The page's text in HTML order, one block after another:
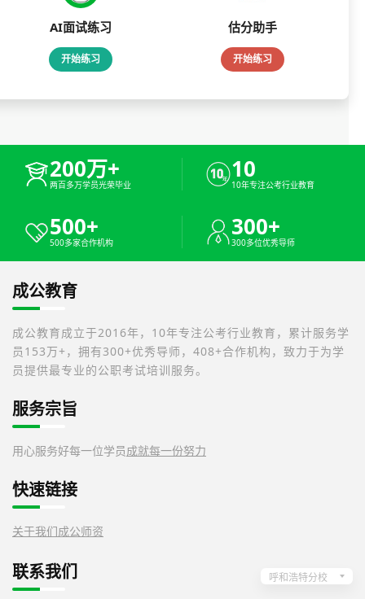
AI面试练习
开始练习
估分助手
开始练习
200万+
两百多万学员光荣毕业
10
10年专注公考行业教育
500+
500多家合作机构
300+
300多位优秀导师
成公教育
成公教育成立于2016年，10年专注公考行业教育，累计服务学
员153万+，拥有300+优秀导师，408+合作机构，致力于为学
员提供最专业的公职考试培训服务。
服务宗旨
用心服务好每一位学员成就每一份努力
快速链接
关于我们成公师资
联系我们 呼和浩特分校